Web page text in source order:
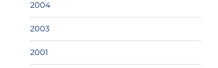
2004
2003
2001